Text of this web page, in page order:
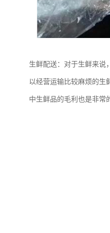
生鲜配送：对于生鲜来说
以经营运输比较麻烦的生
中生鲜品的毛利也是非常